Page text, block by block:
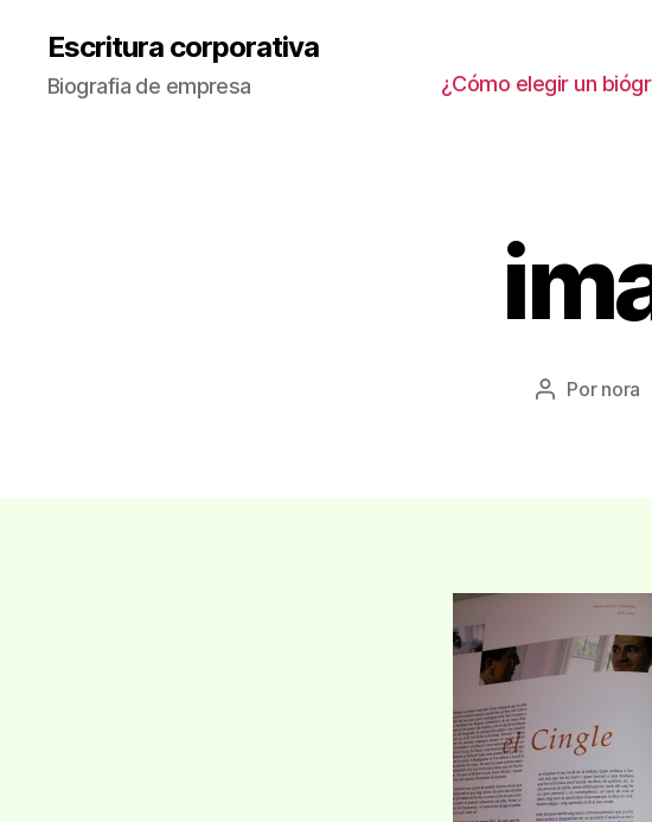
Escritura corporativa
Biografia de empresa
¿Cómo elegir un
Autor
Por nora